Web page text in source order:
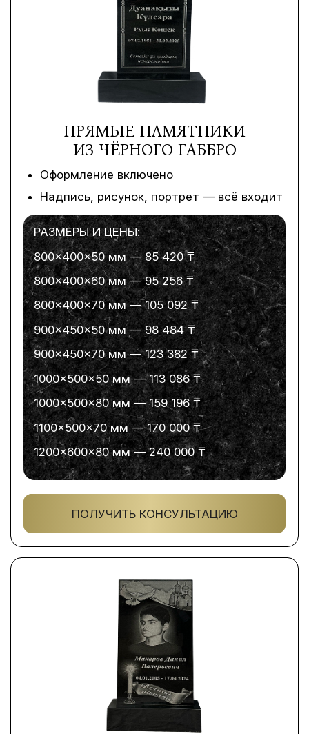
ПРЯМЫЕ ПАМЯТНИКИ
ИЗ ЧЁРНОГО ГАББРО
Оформление включено
Надпись, рисунок, портрет — всё входит
РАЗМЕРЫ И ЦЕНЫ:
800×400×50 мм — 85 420 ₸
800×400×60 мм — 95 256 ₸
800×400×70 мм — 105 092 ₸
900×450×50 мм — 98 484 ₸
900×450×70 мм — 123 382 ₸
1000×500×50 мм — 113 086 ₸
1000×500×80 мм — 159 196 ₸
1100×500×70 мм — 170 000 ₸
1200×600×80 мм — 240 000 ₸
ПОЛУЧИТЬ КОНСУЛЬТАЦИЮ